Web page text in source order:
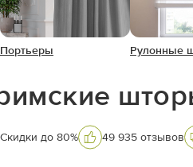
Портьеры Рулонные
Скидки до 80% 49 935 отзывов